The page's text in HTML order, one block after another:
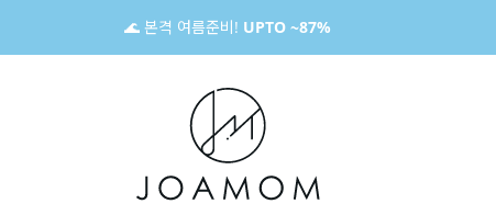
🌊 본격 여름준비! UPTO ~87%